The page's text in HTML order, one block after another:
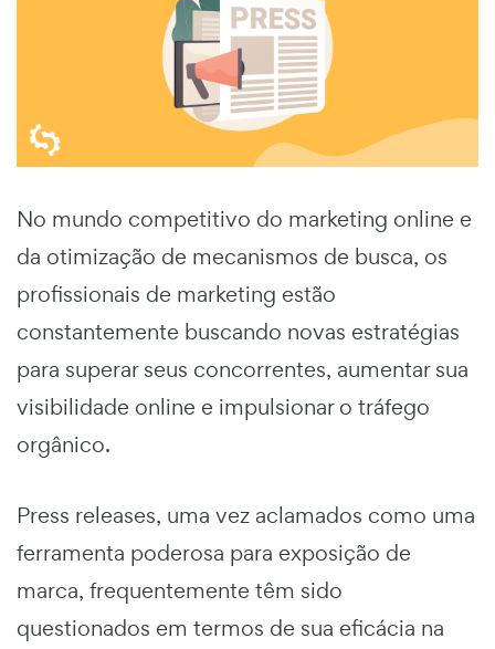
No mundo competitivo do marketing online e
da otimização de mecanismos de busca, os
profissionais de marketing estão
constantemente buscando novas estratégias
para superar seus concorrentes, aumentar sua
visibilidade online e impulsionar o tráfego
orgânico.
Press releases, uma vez aclamados como uma
ferramenta poderosa para exposição de
marca, frequentemente têm sido
questionados em termos de sua eficácia na